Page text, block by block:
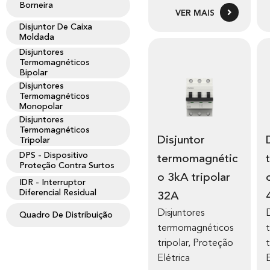
Borneira
Disjuntor De Caixa
Moldada
Disjuntores
Termomagnéticos
Bipolar
Disjuntores
Termomagnéticos
Monopolar
Disjuntores
Termomagnéticos
Tripolar
DPS - Dispositivo
Proteção Contra Surtos
IDR - Interruptor
Diferencial Residual
Quadro De Distribuição
VER MAIS
Disjuntor
termomagnétic
o 3kA tripolar
32A
Disjuntores
termomagnéticos
tripolar, Proteção
Elétrica